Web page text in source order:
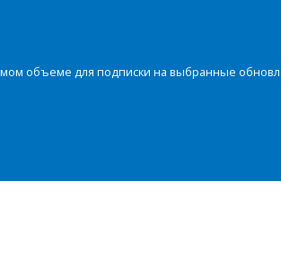
объеме для подписки на выбранные